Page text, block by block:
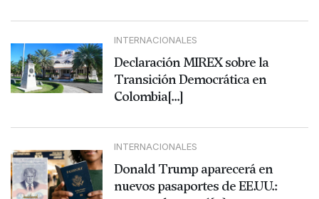
INTERNACIONALES
Declaración MIREX sobre la
Transición Democrática en
Colombia[...]
INTERNACIONALES
Donald Trump aparecerá en
nuevos pasaportes de EE.UU.: